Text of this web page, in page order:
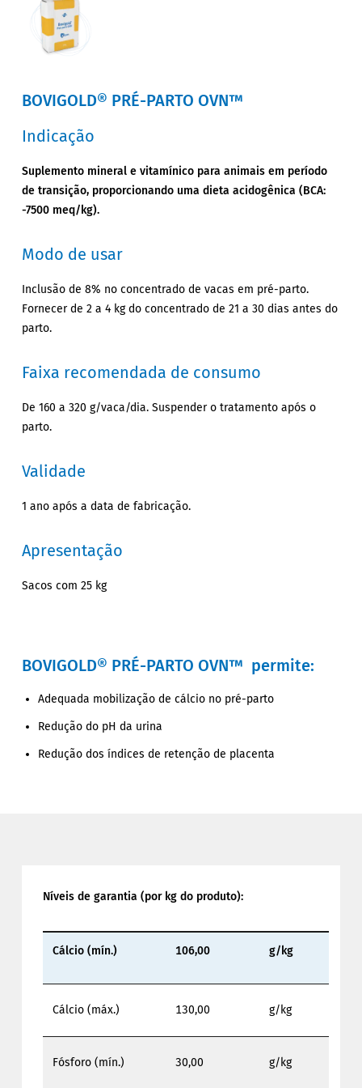
BOVIGOLD® PRÉ-PARTO OVN™
Indicação
Suplemento mineral e vitamínico para animais em período
de transição, proporcionando uma dieta acidogênica (BCA:
-7500 meq/kg).
Modo de usar
Inclusão de 8% no concentrado de vacas em pré-parto.
Fornecer de 2 a 4 kg do concentrado de 21 a 30 dias antes do
parto.
Faixa recomendada de consumo
De 160 a 320 g/vaca/dia. Suspender o tratamento após o
parto.
Validade
1 ano após a data de fabricação.
Apresentação
Sacos com 25 kg
BOVIGOLD® PRÉ-PARTO OVN™ permite:
Adequada mobilização de cálcio no pré-parto
Redução do pH da urina
Redução dos índices de retenção de placenta
Níveis de garantia (por kg do produto):
Cálcio (mín.) 106,00 g/kg
Cálcio (máx.) 130,00 g/kg
Fósforo (mín.) 30,00 g/kg